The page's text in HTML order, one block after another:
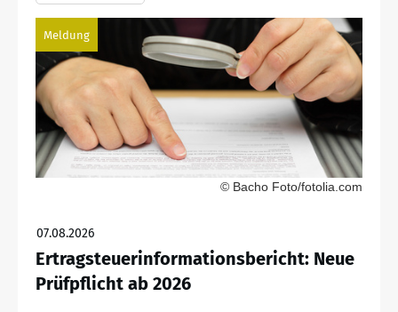
Meldung
© Bacho Foto/fotolia.com
07.08.2026
Ertragsteuerinformationsbericht: Neue
Prüfpflicht ab 2026